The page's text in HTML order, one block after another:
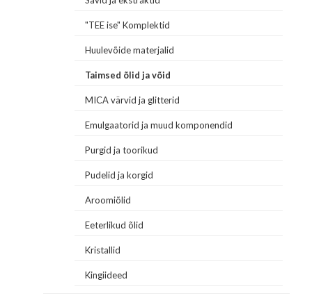
"TEE ise" Komplektid
Huulevõide materjalid
Taimsed õlid ja võid
MICA värvid ja glitterid
Emulgaatorid ja muud komponendid
Purgid ja toorikud
Pudelid ja korgid
Aroomiõlid
Eeterlikud õlid
Kristallid
Kingiideed